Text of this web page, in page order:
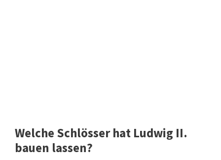
Welche Schlösser hat Ludwig II.
bauen lassen?